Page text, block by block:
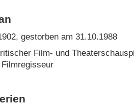
gestorben am 31.10.1988
Film- und